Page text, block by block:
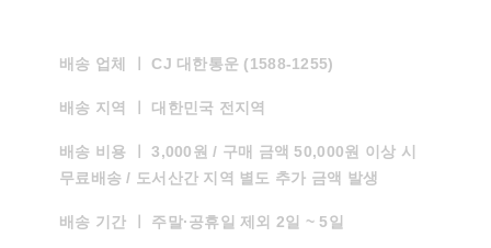
배송 업체 ㅣ CJ 대한통운 (1588-1255)
배송 지역 ㅣ 대한민국 전지역
배송 비용 ㅣ3,000원 / 구매 금액 50,000원 이상 시
무료배송 / 도서산간 지역 별도 추가 금액 발생
배송 기간 ㅣ 주말·공휴일 제외 2일 ~ 5일